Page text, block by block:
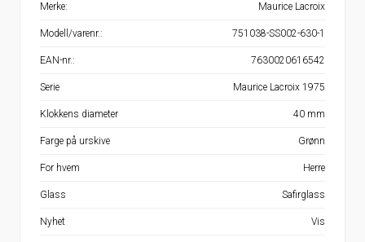
Merke: Maurice Lacroix
Modell/varenr.: 751038-SS002-630-1
EAN-nr.: 7630020616542
Serie Maurice Lacroix 1975
Klokkens diameter 40 mm
Farge på urskive Grønn
For hvem Herre
Glass Safirglass
Nyhet Vis